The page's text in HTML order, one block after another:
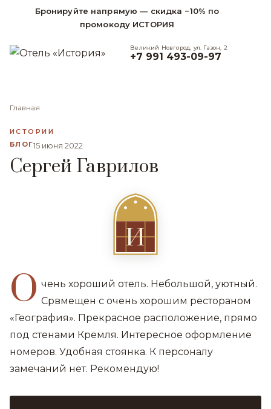
Бронируйте напрямую — скидка −10% по
промокоду ИСТОРИЯ
Великий Новгород, ул. Газон, 2
+7 991 493-09-97
Главная
ИСТОРИИ
БЛОГ15 июня 2022
Сергей Гаврилов
И
О чень хороший отель. Небольшой, уютный.
Срвмещен с очень хорошим рестораном
«География». Прекрасное расположение, прямо
под стенами Кремля. Интересное оформление
номеров. Удобная стоянка. К персоналу
замечаний нет. Рекомендую!